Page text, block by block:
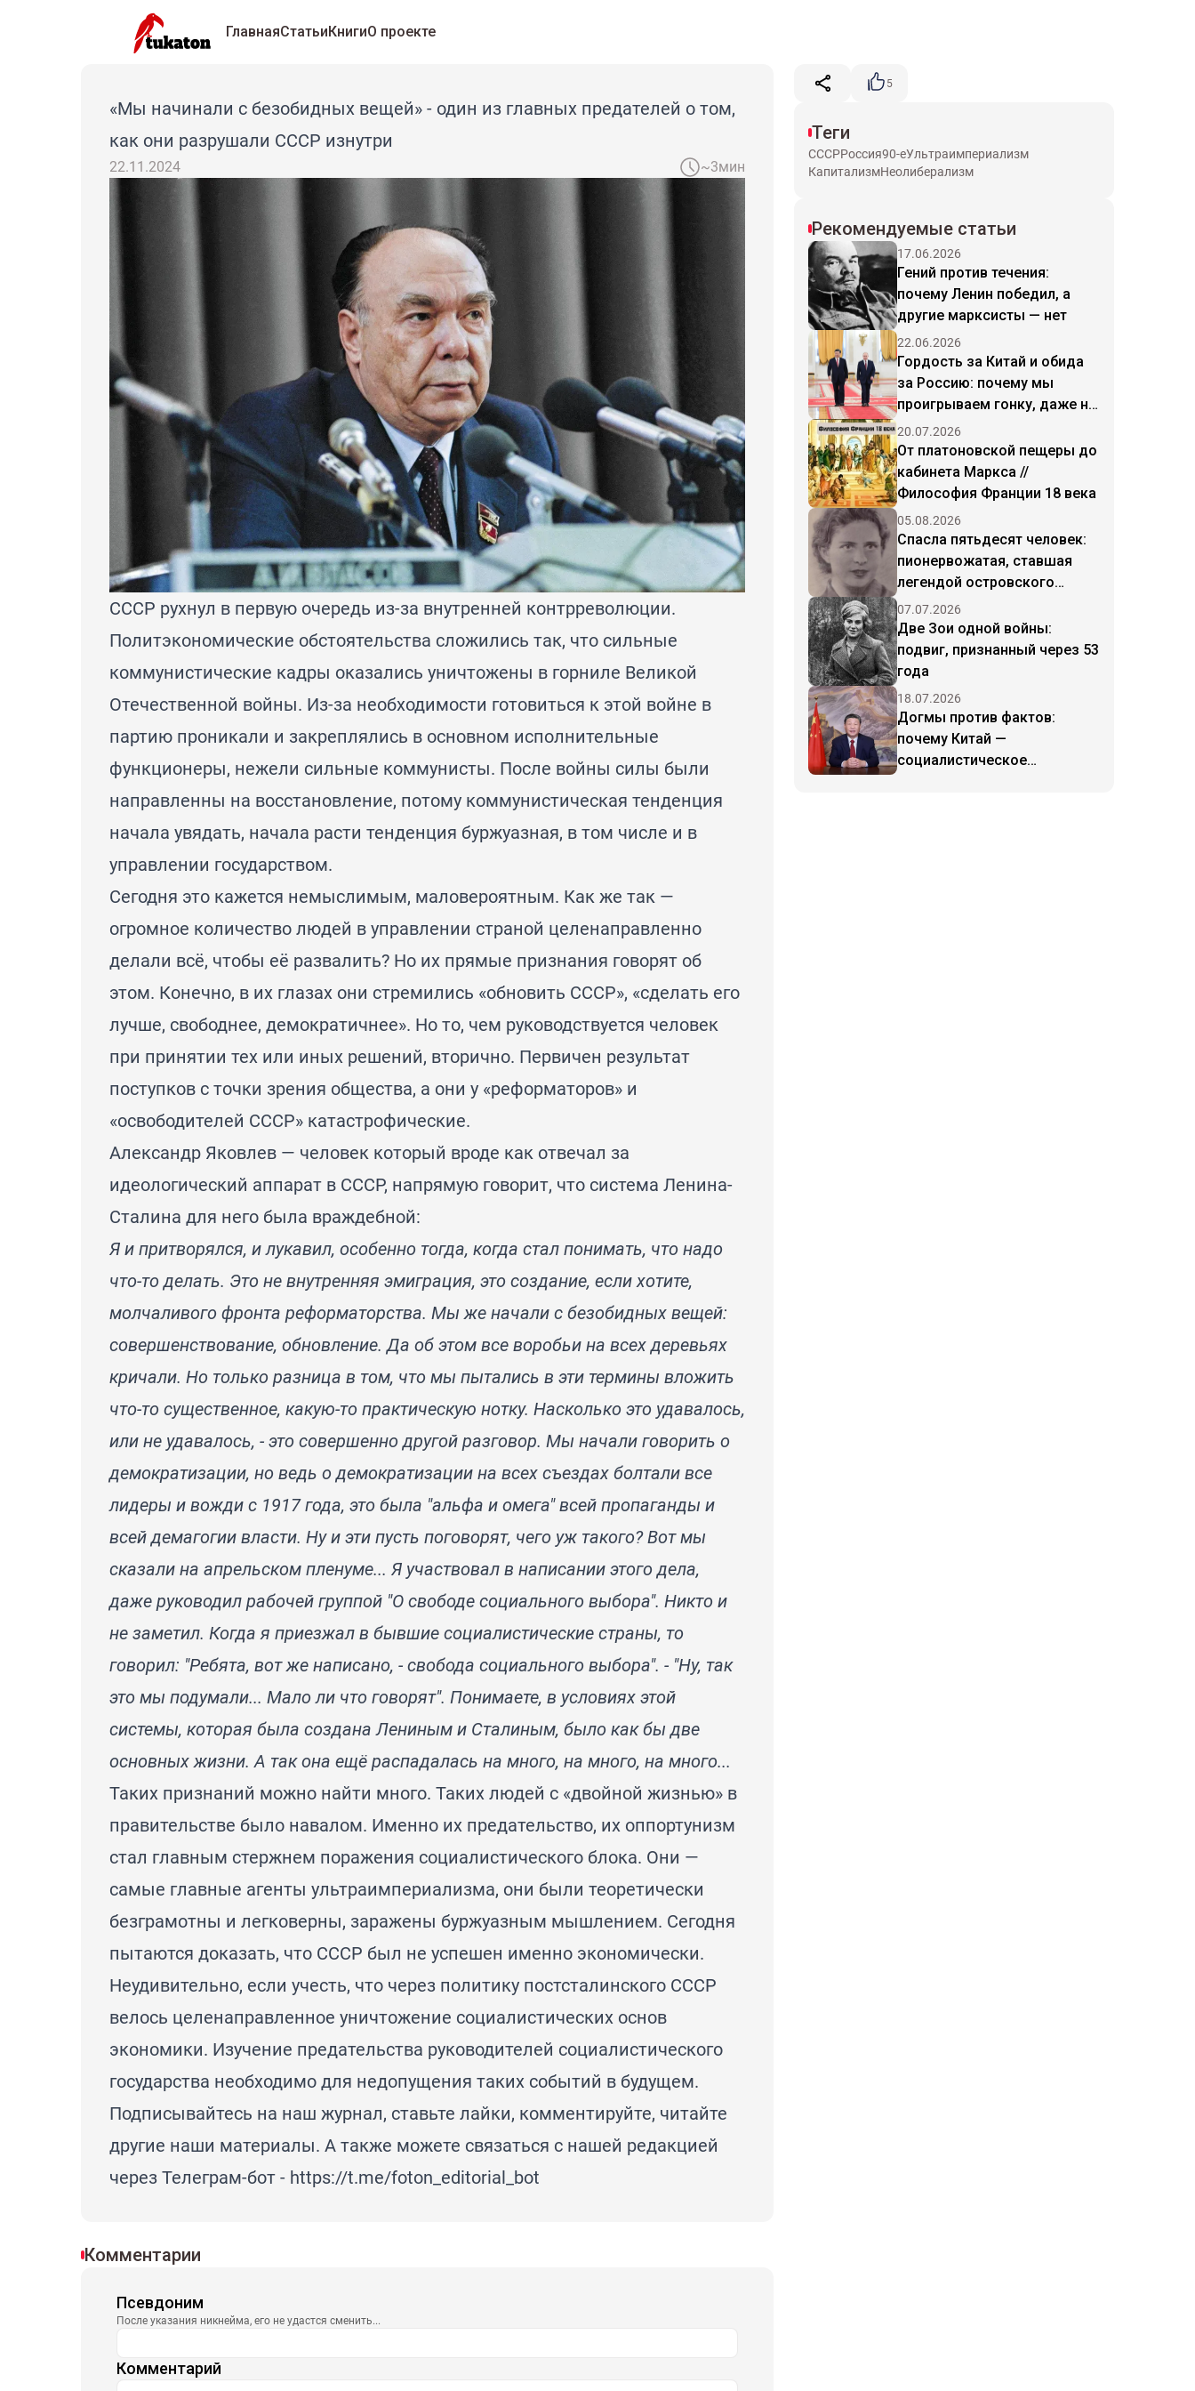
ГлавнаяСтатьиКнигиО проекте
«Мы начинали с безобидных вещей» - один из главных предателей о том,
как они разрушали СССР изнутри
22.11.2024 ~3мин
СССР рухнул в первую очередь из-за внутренней контрреволюции.
Политэкономические обстоятельства сложились так, что сильные
коммунистические кадры оказались уничтожены в горниле Великой
Отечественной войны. Из-за необходимости готовиться к этой войне в
партию проникали и закреплялись в основном исполнительные
функционеры, нежели сильные коммунисты. После войны силы были
направленны на восстановление, потому коммунистическая тенденция
начала увядать, начала расти тенденция буржуазная, в том числе и в
управлении государством.
Сегодня это кажется немыслимым, маловероятным. Как же так —
огромное количество людей в управлении страной целенаправленно
делали всё, чтобы её развалить? Но их прямые признания говорят об
этом. Конечно, в их глазах они стремились «обновить СССР», «сделать его
лучше, свободнее, демократичнее». Но то, чем руководствуется человек
при принятии тех или иных решений, вторично. Первичен результат
поступков с точки зрения общества, а они у «реформаторов» и
«освободителей СССР» катастрофические.
Александр Яковлев — человек который вроде как отвечал за
идеологический аппарат в СССР, напрямую говорит, что система Ленина-
Сталина для него была враждебной:
Я и притворялся, и лукавил, особенно тогда, когда стал понимать, что надо
что-то делать. Это не внутренняя эмиграция, это создание, если хотите,
молчаливого фронта реформаторства. Мы же начали с безобидных вещей:
совершенствование, обновление. Да об этом все воробьи на всех деревьях
кричали. Но только разница в том, что мы пытались в эти термины вложить
что-то существенное, какую-то практическую нотку. Насколько это удавалось,
или не удавалось, - это совершенно другой разговор. Мы начали говорить о
демократизации, но ведь о демократизации на всех съездах болтали все
лидеры и вожди с 1917 года, это была "альфа и омега" всей пропаганды и
всей демагогии власти. Ну и эти пусть поговорят, чего уж такого? Вот мы
сказали на апрельском пленуме... Я участвовал в написании этого дела,
даже руководил рабочей группой "О свободе социального выбора". Никто и
не заметил. Когда я приезжал в бывшие социалистические страны, то
говорил: "Ребята, вот же написано, - свобода социального выбора". - "Ну, так
это мы подумали... Мало ли что говорят". Понимаете, в условиях этой
системы, которая была создана Лениным и Сталиным, было как бы две
основных жизни. А так она ещё распадалась на много, на много, на много...
Таких признаний можно найти много. Таких людей с «двойной жизнью» в
правительстве было навалом. Именно их предательство, их оппортунизм
стал главным стержнем поражения социалистического блока. Они —
самые главные агенты ультраимпериализма, они были теоретически
безграмотны и легковерны, заражены буржуазным мышлением. Сегодня
пытаются доказать, что СССР был не успешен именно экономически.
Неудивительно, если учесть, что через политику постсталинского СССР
велось целенаправленное уничтожение социалистических основ
экономики. Изучение предательства руководителей социалистического
государства необходимо для недопущения таких событий в будущем.
Подписывайтесь на наш журнал, ставьте лайки, комментируйте, читайте
другие наши материалы. А также можете связаться с нашей редакцией
через Телеграм-бот - https://t.me/foton_editorial_bot
5
Теги
СССРРоссия90-еУльтраимпериализм
КапитализмНеолиберализм
Рекомендуемые статьи
17.06.2026
Гений против течения:
почему Ленин победил, а
другие марксисты — нет
22.06.2026
Гордость за Китай и обида
за Россию: почему мы
проигрываем гонку, даже не
начав
20.07.2026
От платоновской пещеры до
кабинета Маркса //
Философия Франции 18 века
05.08.2026
Спасла пятьдесят человек:
пионервожатая, ставшая
легендой островского
подполья
07.07.2026
Две Зои одной войны:
подвиг, признанный через 53
года
18.07.2026
Догмы против фактов:
почему Китай —
социалистическое
Комментарии
Псевдоним
После указания никнейма, его не удастся сменить...
Комментарий